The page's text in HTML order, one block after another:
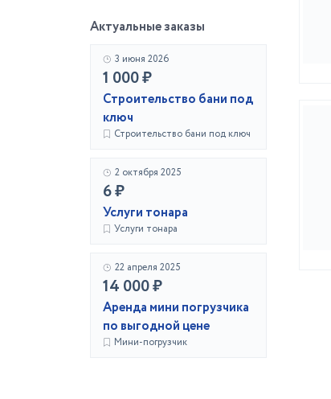
Актуальные заказы
3 июня 2026
1 000 ₽
Строительство бани под
ключ
Строительство бани под ключ
2 октября 2025
6 ₽
Услуги тонара
Услуги тонара
22 апреля 2025
14 000 ₽
Аренда мини погрузчика
по выгодной цене
Мини-погрузчик